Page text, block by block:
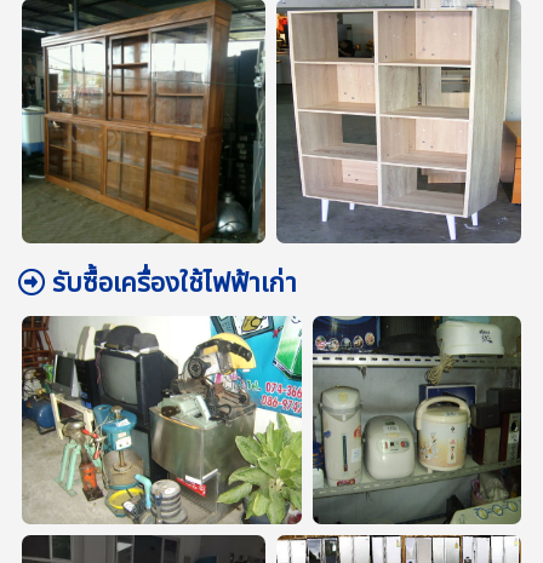
รับซื้อเครื่องใช้ไฟฟ้าเก่า